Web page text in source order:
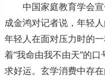
中国家庭教育学会
成金鸿对记者说，年轻
年轻人在面对压力时的
着“我命由我不由天”的
求好运。玄学消费中存